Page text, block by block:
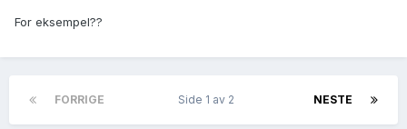
For eksempel??
FORRIGE NESTE
Side 1 av 2